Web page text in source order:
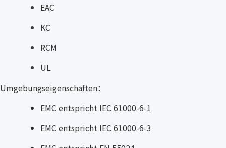
EAC
KC
RCM
UL
Umgebungseigenschaften：
EMC entspricht IEC 61000-6-1
EMC entspricht IEC 61000-6-3